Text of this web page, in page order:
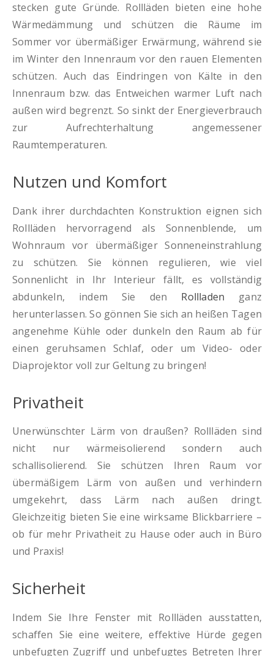
stecken gute Gründe. Rollläden bieten eine hohe
Wärmedämmung und schützen die Räume im
Sommer vor übermäßiger Erwärmung, während sie
im Winter den Innenraum vor den rauen Elementen
schützen. Auch das Eindringen von Kälte in den
Innenraum bzw. das Entweichen warmer Luft nach
außen wird begrenzt. So sinkt der Energieverbrauch
zur Aufrechterhaltung angemessener
Raumtemperaturen.
Nutzen und Komfort
Dank ihrer durchdachten Konstruktion eignen sich
Rollläden hervorragend als Sonnenblende, um
Wohnraum vor übermäßiger Sonneneinstrahlung
zu schützen. Sie können regulieren, wie viel
Sonnenlicht in Ihr Interieur fällt, es vollständig
abdunkeln, indem Sie den Rollladen ganz
herunterlassen. So gönnen Sie sich an heißen Tagen
angenehme Kühle oder dunkeln den Raum ab für
einen geruhsamen Schlaf, oder um Video- oder
Diaprojektor voll zur Geltung zu bringen!
Privatheit
Unerwünschter Lärm von draußen? Rollläden sind
nicht nur wärmeisolierend sondern auch
schallisolierend. Sie schützen Ihren Raum vor
übermäßigem Lärm von außen und verhindern
umgekehrt, dass Lärm nach außen dringt.
Gleichzeitig bieten Sie eine wirksame Blickbarriere –
ob für mehr Privatheit zu Hause oder auch in Büro
und Praxis!
Sicherheit
Indem Sie Ihre Fenster mit Rollläden ausstatten,
schaffen Sie eine weitere, effektive Hürde gegen
unbefugten Zugriff und unbefugtes Betreten Ihrer